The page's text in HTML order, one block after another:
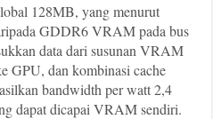
128MB, yang menurut
GDDR6 VRAM pada bus
data dari susunan VRAM
GPU, dan kombinasi cache
bandwidth per watt 2,4
dapat dicapai VRAM sendiri.